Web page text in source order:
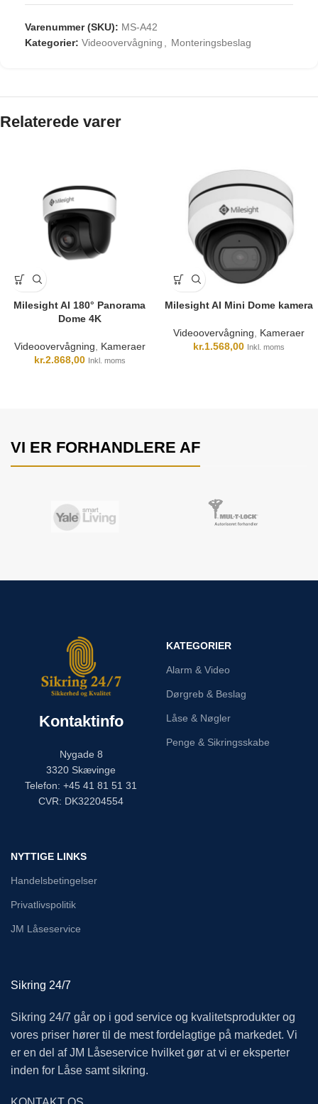
Varenummer (SKU): MS-A42
Kategorier: Videoovervågning , Monteringsbeslag
Relaterede varer
Milesight AI 180° Panorama
Dome 4K
Videoovervågning, Kameraer
kr.2.868,00 Inkl. moms
Milesight AI Mini Dome kamera
Videoovervågning, Kameraer
kr.1.568,00 Inkl. moms
VI ER FORHANDLERE AF
Kontaktinfo
Nygade 8
3320 Skævinge
Telefon: +45 41 81 51 31
CVR: DK32204554
KATEGORIER
Alarm & Video
Dørgreb & Beslag
Låse & Nøgler
Penge & Sikringsskabe
NYTTIGE LINKS
Handelsbetingelser
Privatlivspolitik
JM Låseservice
Sikring 24/7
Sikring 24/7 går op i god service og kvalitetsprodukter og
vores priser hører til de mest fordelagtige på markedet. Vi
er en del af JM Låseservice hvilket gør at vi er eksperter
inden for Låse samt sikring.